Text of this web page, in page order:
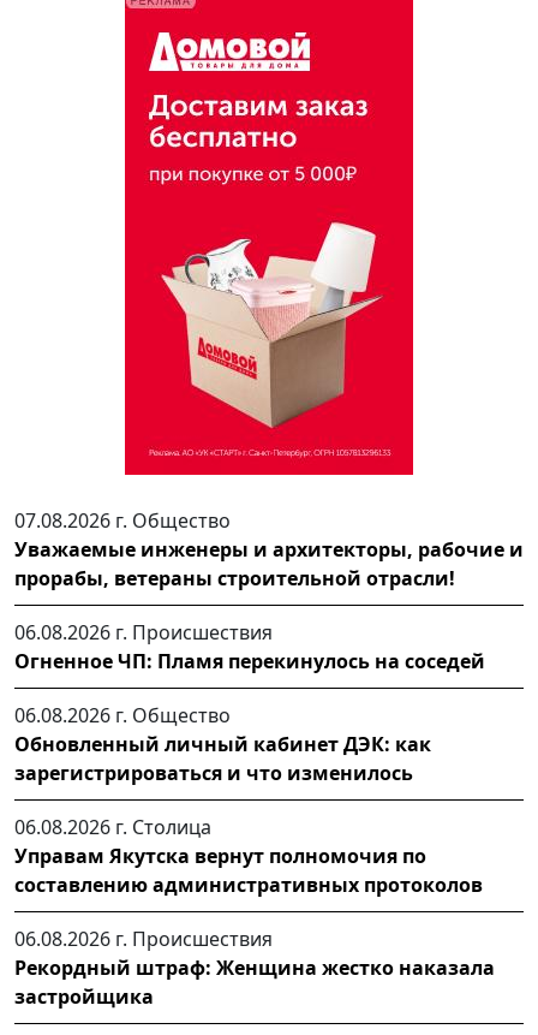
07.08.2026 г. Общество
Уважаемые инженеры и архитекторы, рабочие и
прорабы, ветераны строительной отрасли!
06.08.2026 г. Происшествия
Огненное ЧП: Пламя перекинулось на соседей
06.08.2026 г. Общество
Обновленный личный кабинет ДЭК: как
зарегистрироваться и что изменилось
06.08.2026 г. Столица
Управам Якутска вернут полномочия по
составлению административных протоколов
06.08.2026 г. Происшествия
Рекордный штраф: Женщина жестко наказала
застройщика